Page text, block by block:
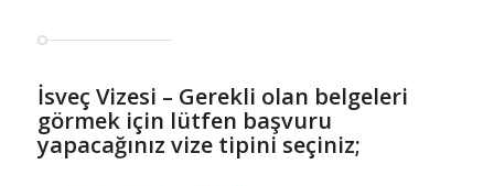
İsveç Vizesi – Gerekli olan belgeleri
görmek için lütfen başvuru
yapacağınız vize tipini seçiniz;